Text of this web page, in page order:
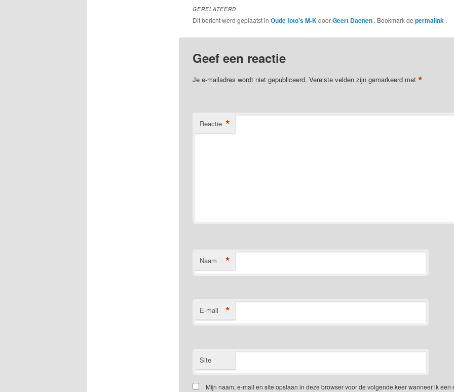
GERELATEERD
Dit bericht werd geplaatst in Oude foto's M-KdoorGeert Daenen . Bookmark de permalink .
Geef een reactie
Je e-mailadres wordt niet gepubliceerd. Vereiste velden zijn gemarkeerd met *
Reactie *
Naam *
E-mail *
Site
Mijn naam, e-mail en site opslaan in deze browser voor de volgende keer wanneer ik een